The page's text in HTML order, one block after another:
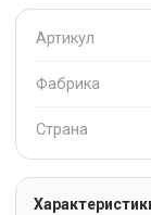
Артикул
Фабрика
Страна